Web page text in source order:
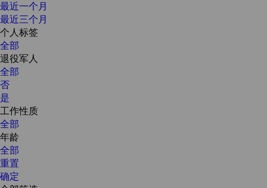
最近一个月
最近三个月
个人标签
全部
退役军人
全部
否
是
工作性质
全部
年龄
全部
重置
确定